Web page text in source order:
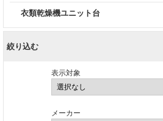
衣類乾燥機ユニット台
絞り込む
表示対象
メーカー